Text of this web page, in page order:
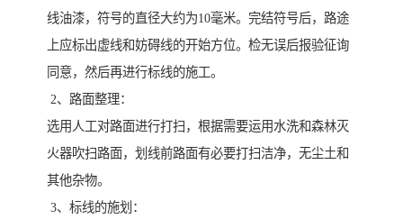
线油漆，符号的直径大约为10毫米。完结符号后，路途
上应标出虚线和妨碍线的开始方位。检无误后报验征询
同意，然后再进行标线的施工。
2、路面整理：
选用人工对路面进行打扫，根据需要运用水洗和森林灭
火器吹扫路面，划线前路面有必要打扫洁净，无尘土和
其他杂物。
3、标线的施划：